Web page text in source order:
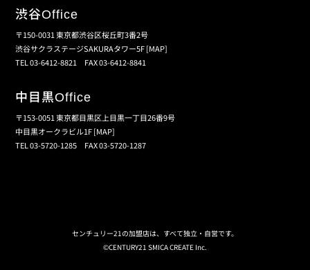
渋谷Office
〒150-0031 東京都渋谷区桜丘町3番2号
渋谷サクラステージSAKURAタワー5F[MAP]
TEL 03-6412-8821 FAX 03-6412-8841
中目黒Office
〒153-0051 東京都目黒区上目黒一丁目26番9号
中目黒オークラビル1F[MAP]
TEL 03-5720-1285 FAX 03-5720-1287
センチュリー21の加盟店は、すべて独立・自営です。
©CENTURY21 SMICA CREATE Inc.